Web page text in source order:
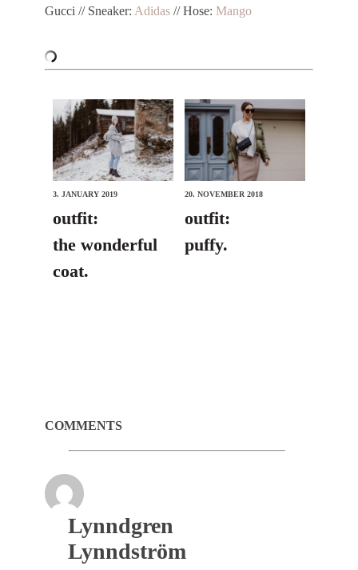
Gucci // Sneaker: Adidas // Hose: Mango
3. JANUARY 2019
outfit:
the wonderful
coat.
20. NOVEMBER 2018
outfit:
puffy.
COMMENTS
Lynndgren
Lynndström